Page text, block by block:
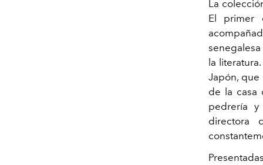
La
El primer
la
Japón,
de la casa
pedrería
directora